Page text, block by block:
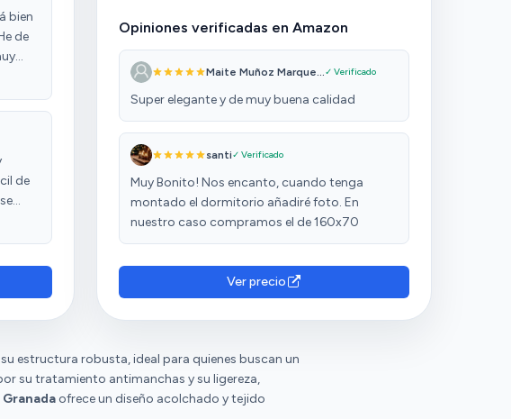
bien
de
el
de
si
Opiniones verificadas en Amazon
Maite Muñoz Marque...✓ Verificado
Super elegante y de muy buena calidad
santi✓ Verificado
Muy Bonito! Nos encanto, cuando tenga
montado el dormitorio añadiré foto. En
nuestro caso compramos el de 160x70
Ver precio
estructura robusta, ideal para quienes buscan un
su tratamiento antimanchas y su ligereza,
ofrece un diseño acolchado y tejido